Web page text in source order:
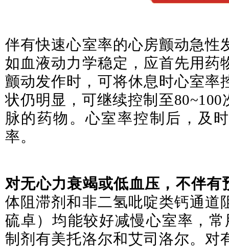
伴有快速心室率的心房颤动急性
如血液动力学稳定，应首先用药
颤动发作时，可将休息时心室率
状仍明显，可继续控制至
脉的药物。心室率控制后，及
率。
对无心力衰竭或低血压，不伴
体阻滞剂和非二氢吡啶类钙通道
硫卓）均能较好减慢心室率，
制剂有美托洛尔和艾司洛尔。对